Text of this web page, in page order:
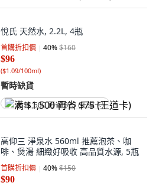
悅氏 天然水, 2.2L, 4瓶
首購折扣價 40%$160
$96
($1.09/100ml)
暫時缺貨
满 $1,500 再省 $75 (王道卡)
高仰三 淨泉水 560ml 推薦泡茶、咖
啡、煲湯 細緻好吸收 高品質水源, 5瓶
首購折扣價 40%$150
$90